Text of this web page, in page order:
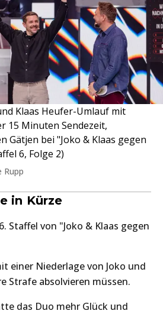
Klaas Heufer-Umlauf mit
15 Minuten Sendezeit,
Gätjen bei "Joko & Klaas gegen
6, Folge 2)
Rupp
in Kürze
Staffel von "Joko & Klaas gegen
einer Niederlage von Joko und
Strafe absolvieren müssen.
das Duo mehr Glück und